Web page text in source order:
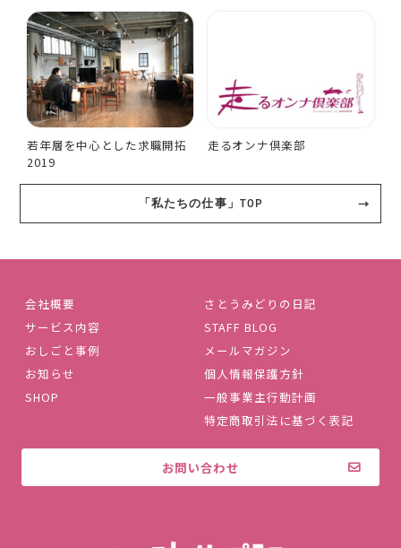
若年層を中心とした求職開拓
2019
走るオンナ倶楽部
「私たちの仕事」TOP
会社概要
サービス内容
おしごと事例
お知らせ
SHOP
さとうみどりの日記
STAFF BLOG
メールマガジン
個人情報保護方針
一般事業主行動計画
特定商取引法に基づく表記
お問い合わせ